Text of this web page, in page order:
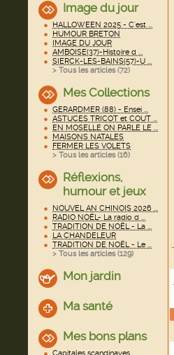
Image du jour
HALLOWEEN 2025 - C'est ...
HUMOUR BRETON
IMAGE DU JOUR
AMBOISE(37)-Histoire d ...
SIERCK-LES-BAINS(57)-U ...
> Tous les articles (72)
Mes Collections
GERARDMER (88) - Ensei ...
ASTUCES TRICOT et COUT ...
EN MOSELLE ON PARLE LE ...
MAISONS NATALES
FERMER LES VOLETS
> Tous les articles (16)
Réflexions,
humour et jeux
NOUVEL AN CHINOIS 2026 ...
RADIO NOËL- La radio d ...
TRADITION DE NOËL - La ...
LA CHANDELEUR
TRADITION DE NOËL - Le ...
> Tous les articles (129)
Mon jardin
Ma santé
Mes bons plans